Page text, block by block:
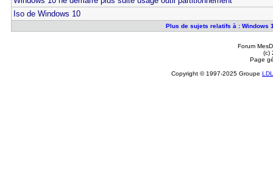
Iso de Windows 10
Plus de sujets relatifs à : Windows
Forum
(c)
Page
Copyright © 1997-2025 Groupe